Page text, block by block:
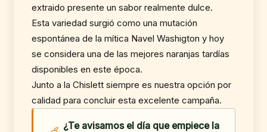
extraido presente un sabor realmente dulce.
Esta variedad surgió como una mutación
espontánea de la mítica Navel Washigton y hoy
se considera una de las mejores naranjas tardías
disponibles en este época.
Junto a la Chislett siempre es nuestra opción por
calidad para concluir esta excelente campaña.
¿Te avisamos el día que empiece la